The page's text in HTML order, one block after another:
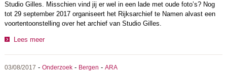
Studio Gilles. Misschien vind jij er wel in een lade met oude foto’s? Nog
tot 29 september 2017 organiseert het Rijksarchief te Namen alvast een
voortentoonstelling over het archief van Studio Gilles.
Lees meer
03/08/2017 - Onderzoek- Bergen - ARA